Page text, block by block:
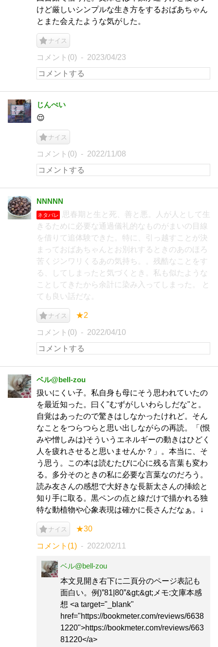
けど厳しいシンプルな生き方をするおばあちゃん
とまた会えたような気がした。
ナイス
コメント(0) 2023/04/23
じんぺい
😌
ナイス
コメント(0) 2022/11/08
NNNNN
ネタバレ
思春期と生と死、善と悪。人が人として生
きるために必要な通過儀礼的なものがまいの目線
を借りて追体験できた。特に、引っ越すことが決
まっておばあちゃんとお別れするときのあのほろ
苦くジンワリくるあの気持ち。。残酷なことをす
る、してしまったと気づくとき。私も似たような
ことしてきたから余計に染み入ってしまった。 と
ても良い話だな。
ナイス ★2
コメント(0) 2022/04/10
ベル@bell-zou
扱いにくい子。私自身も母にそう思われていたの
を最近知った。曰く"むずがしいわらしだな"と。
自覚はあったので驚きはしなかったけれど。そん
なことをつらつらと思い出しながらの再読。「(恨
みや憎しみは)そういうエネルギーの動きはひどく
人を疲れさせると思いませんか？」。本当に、そ
う思う。この本は読むたびに心に残る言葉も変わ
る。多分そのときの私に必要な言葉なのだろう。
読み友さんの感想で大好きな長新太さんの挿絵と
知り手に取る。黒ペンの点と線だけで描かれる独
特な動植物や心象表現は確かに長さんだなぁ。↓
ナイス ★30
コメント(1) 2022/02/11
ベル@bell-zou
本文見開き右下に二頁分のページ表記も
面白い。例)”81|80”&gt;&gt;メモ:文庫本感
想 <a target="_blank"
href="https://bookmeter.com/reviews/6638
1220">https://bookmeter.com/reviews/663
81220</a>